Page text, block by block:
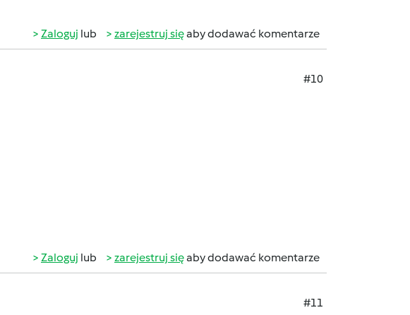
Zaloguj lub zarejestruj sięaby dodawać komentarze
#10
Zaloguj lub zarejestruj sięaby dodawać komentarze
#11